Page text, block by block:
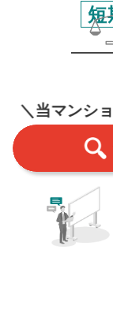
短
＼当マンシ